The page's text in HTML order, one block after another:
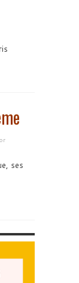
ses